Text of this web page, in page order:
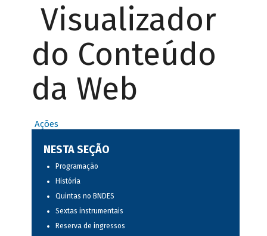
Visualizador
do Conteúdo
da Web
Ações
NESTA SEÇÃO
Programação
História
Quintas no BNDES
Sextas instrumentais
Reserva de ingressos